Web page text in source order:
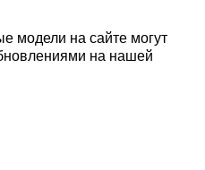
модели на сайте могут
на нашей